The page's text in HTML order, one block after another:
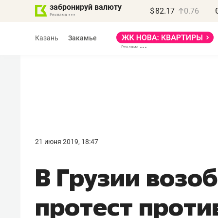
забронируй валюту $ 82.17 0.76
Казань Закамье
21 июня 2019, 18:47
В Грузии
протест
правил, бизнес может
потерять минимум